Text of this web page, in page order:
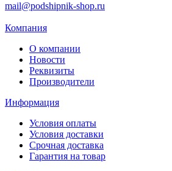
mail@podshipnik-shop.ru
Компания
О компании
Новости
Реквизиты
Производители
Информация
Условия оплаты
Условия доставки
Срочная доставка
Гарантия на товар